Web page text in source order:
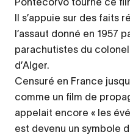
Il s’appuie sur des faits
l’assaut donné en 1957
parachutistes du
d’Alger.
Censuré en France
comme un film de
appelait encore « les
est devenu un symbole